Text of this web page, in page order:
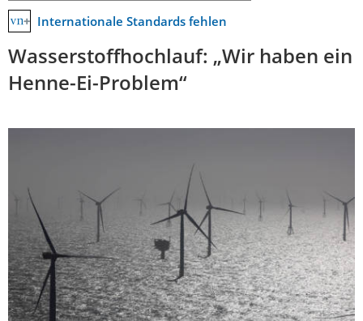
Internationale Standards fehlen
Wasserstoffhochlauf: „Wir haben ein
Henne-Ei-Problem“